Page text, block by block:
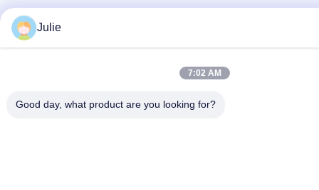
Julie
7:02 AM
Good day, what product are you looking for?